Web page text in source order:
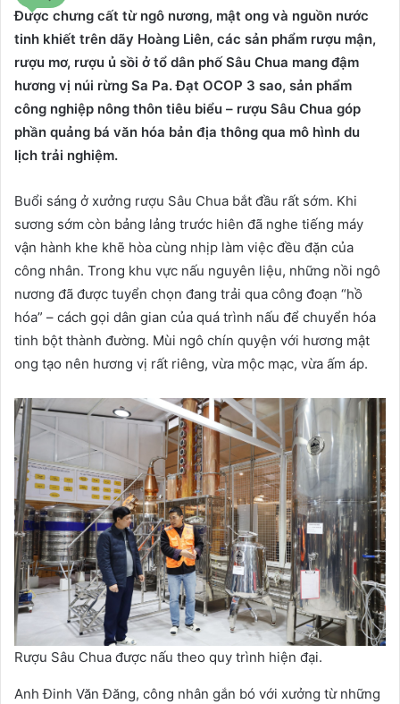
Được chưng cất từ ngô nương, mật ong và nguồn nước
tinh khiết trên dãy Hoàng Liên, các sản phẩm rượu mận,
rượu mơ, rượu ủ sồi ở tổ dân phố Sâu Chua mang đậm
hương vị núi rừng Sa Pa. Đạt OCOP 3 sao, sản phẩm
công nghiệp nông thôn tiêu biểu – rượu Sâu Chua góp
phần quảng bá văn hóa bản địa thông qua mô hình du
lịch trải nghiệm.
Buổi sáng ở xưởng rượu Sâu Chua bắt đầu rất sớm. Khi
sương sớm còn bảng lảng trước hiên đã nghe tiếng máy
vận hành khe khẽ hòa cùng nhịp làm việc đều đặn của
công nhân. Trong khu vực nấu nguyên liệu, những nồi ngô
nương đã được tuyển chọn đang trải qua công đoạn “hồ
hóa” – cách gọi dân gian của quá trình nấu để chuyển hóa
tinh bột thành đường. Mùi ngô chín quyện với hương mật
ong tạo nên hương vị rất riêng, vừa mộc mạc, vừa ấm áp.
Rượu Sâu Chua được nấu theo quy trình hiện đại.
Anh Đinh Văn Đăng, công nhân gắn bó với xưởng từ những